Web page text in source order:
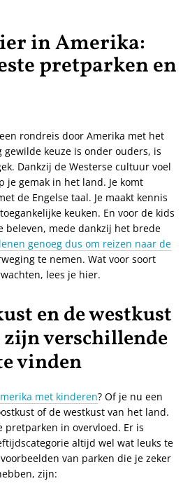
in Amerika:
pretparken en
rondreis door Amerika met het
gewilde keuze is onder ouders, is
Dankzij de Westerse cultuur voel
je gemak in het land. Je komt
de Engelse taal. Je maakt kennis
keuken. En voor de kids
beleven, mede dankzij het brede
genoeg dus om reizen naar de
te nemen. Wat voor soort
lees je hier.
en de westkust
verschillende
vinden
met kinderen? Of je nu een
of de westkust van het land.
pretparken in overvloed. Er is
altijd wel wat leuks te
van parken die je zeker
zijn: